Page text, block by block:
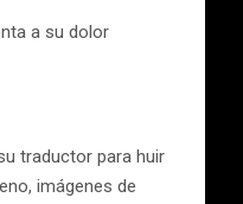
a su dolor
traductor para huir
imágenes de